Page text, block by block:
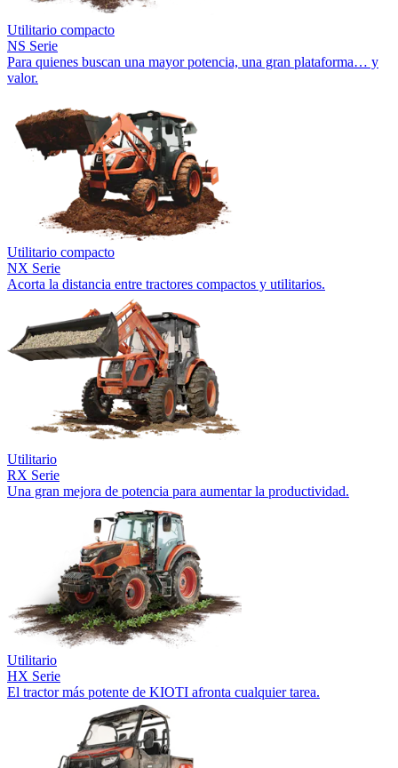
Utilitario compacto
NS Serie
Para quienes buscan una mayor potencia, una gran plataforma… y
valor.
Utilitario compacto
NX Serie
Acorta la distancia entre tractores compactos y utilitarios.
Utilitario
RX Serie
Una gran mejora de potencia para aumentar la productividad.
Utilitario
HX Serie
El tractor más potente de KIOTI afronta cualquier tarea.